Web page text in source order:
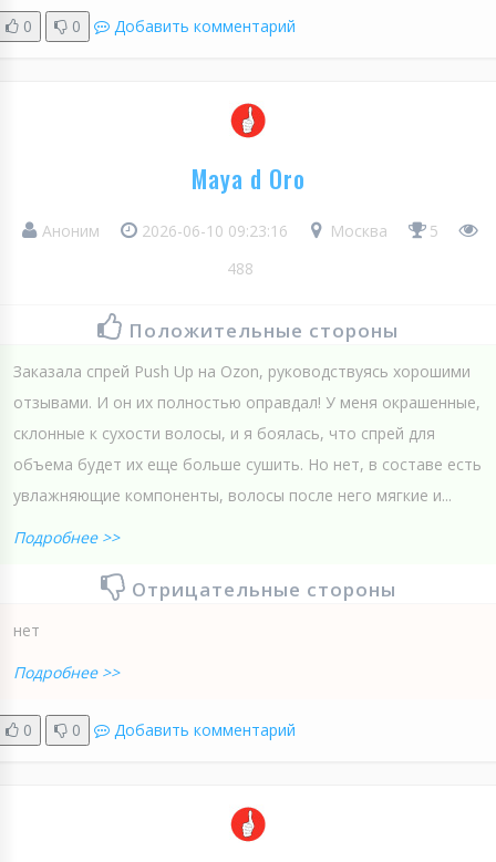
0 0 Добавить комментарий
Maya d Oro
Аноним 2026-06-10 09:23:16 Москва
5
488
Положительные стороны
Заказала спрей Push Up на Ozon, руководствуясь хорошими
отзывами. И он их полностью оправдал! У меня окрашенные,
склонные к сухости волосы, и я боялась, что спрей для
объема будет их еще больше сушить. Но нет, в составе есть
увлажняющие компоненты, волосы после него мягкие и...
Подробнее >>
Отрицательные стороны
нет
Подробнее >>
0 0 Добавить комментарий